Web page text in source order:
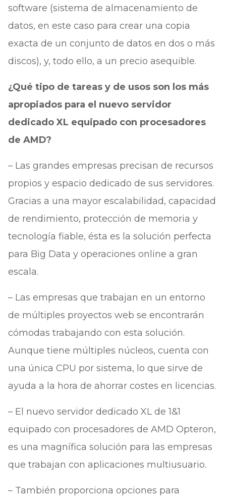
software (sistema de almacenamiento de
datos, en este caso para crear una copia
exacta de un conjunto de datos en dos o más
discos), y, todo ello, a un precio asequible.
¿Qué tipo de tareas y de usos son los más
apropiados para el nuevo servidor
dedicado XL equipado con procesadores
de AMD?
– Las grandes empresas precisan de recursos
propios y espacio dedicado de sus servidores.
Gracias a una mayor escalabilidad, capacidad
de rendimiento, protección de memoria y
tecnología fiable, ésta es la solución perfecta
para Big Data y operaciones online a gran
escala.
– Las empresas que trabajan en un entorno
de múltiples proyectos web se encontrarán
cómodas trabajando con esta solución.
Aunque tiene múltiples núcleos, cuenta con
una única CPU por sistema, lo que sirve de
ayuda a la hora de ahorrar costes en licencias.
– El nuevo servidor dedicado XL de 1&1
equipado con procesadores de AMD Opteron,
es una magnífica solución para las empresas
que trabajan con aplicaciones multiusuario.
– También proporciona opciones para